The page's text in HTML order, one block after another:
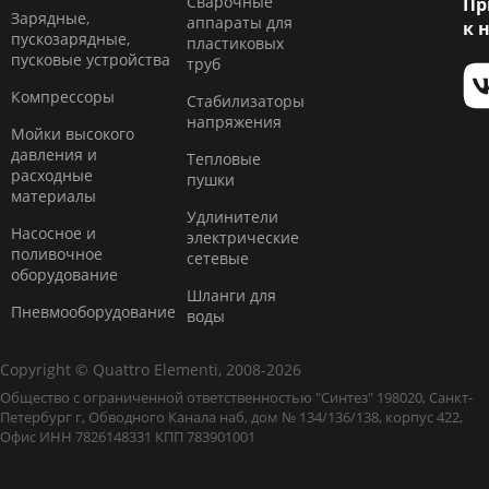
Зарядные,
пускозарядные,
пусковые устройства
Компресcоры
Мойки высокого
давления и
расходные
материалы
Насосное и
поливочное
оборудование
Пневмооборудование
аппараты для
пластиковых
труб
Стабилизаторы
напряжения
Тепловые
пушки
Удлинители
электрические
сетевые
Шланги для
воды
к
Copyright © Quattro Elementi, 2008-2026
Общество с ограниченной ответственностью "Синтез" 198020, Санкт-
Петербург г, Обводного Канала наб, дом № 134/136/138, корпус 422,
Офис ИНН 7826148331 КПП 783901001